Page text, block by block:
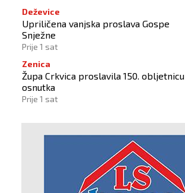
Deževice
Upriličena vanjska proslava Gospe
Snježne
Prije 1 sat
Zenica
Župa Crkvica proslavila 150. obljetnicu
osnutka
Prije 1 sat